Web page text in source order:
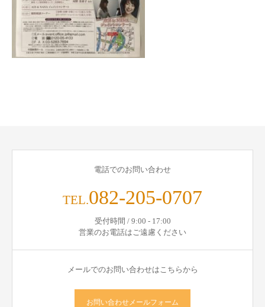
電話でのお問い合わせ
TEL.082-205-0707
受付時間 / 9:00 - 17:00
営業のお電話はご遠慮ください
メールでのお問い合わせはこちらから
お問い合わせメールフォーム